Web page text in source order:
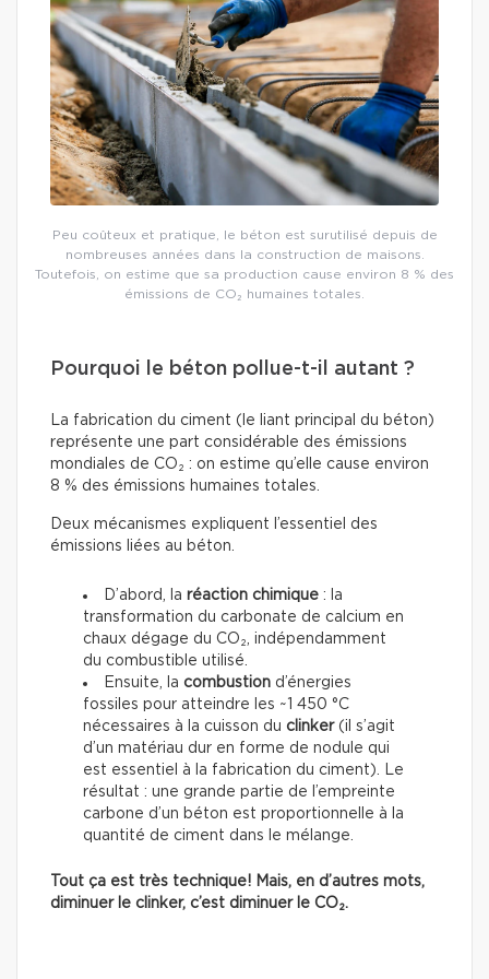
Peu coûteux et pratique, le béton est surutilisé depuis de
nombreuses années dans la construction de maisons.
Toutefois, on estime que sa production cause environ 8 % des
émissions de CO₂ humaines totales.
Pourquoi le béton pollue-t-il autant ?
La fabrication du ciment (le liant principal du béton)
représente une part considérable des émissions
mondiales de CO₂ : on estime qu’elle cause environ
8 % des émissions humaines totales.
Deux mécanismes expliquent l’essentiel des
émissions liées au béton.
D’abord, la réaction chimique : la
transformation du carbonate de calcium en
chaux dégage du CO₂, indépendamment
du combustible utilisé.
Ensuite, la combustion d’énergies
fossiles pour atteindre les ~1 450 °C
nécessaires à la cuisson du clinker(il s’agit
d’un matériau dur en forme de nodule qui
est essentiel à la fabrication du ciment). Le
résultat : une grande partie de l’empreinte
carbone d’un béton est proportionnelle à la
quantité de ciment dans le mélange.
Tout ça est très technique! Mais, en d’autres mots,
diminuer le clinker, c’est diminuer le CO₂.